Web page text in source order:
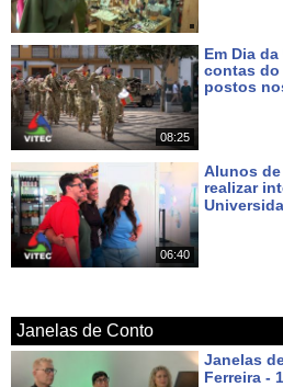
08:25
Em Dia
contas do
postos
06:40
Alunos
realizar
Janelas de Conto
Janelas
Ferreira -